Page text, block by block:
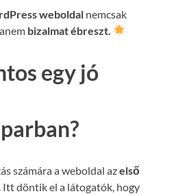
weboldal nemcsak
bizalmat ébreszt.
egy jó
számára a weboldal azelső
Itt döntik el a látogatók, hogy